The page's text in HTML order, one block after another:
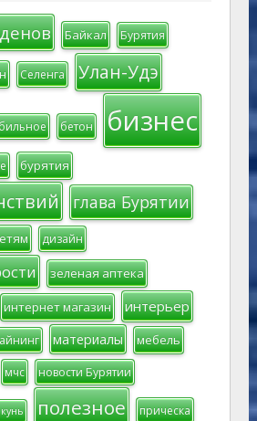
Байкал Бурятия
Селенга Улан-Удэ
бетон бизнес
бурятия
глава Бурятии
дизайн
зеленая аптека
интернет магазин интерьер
материалы мебель
мчс новости Бурятии
полезное прическа